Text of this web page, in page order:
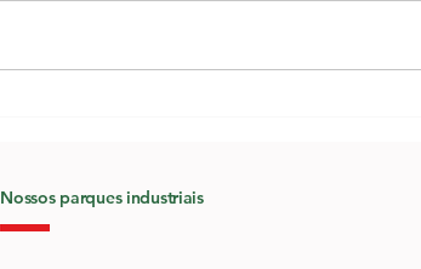
Nossos parques industriais